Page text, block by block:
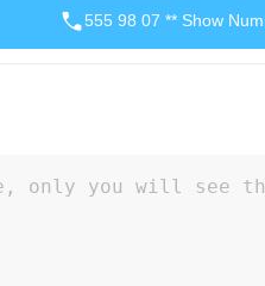
555 98 07 ** Show